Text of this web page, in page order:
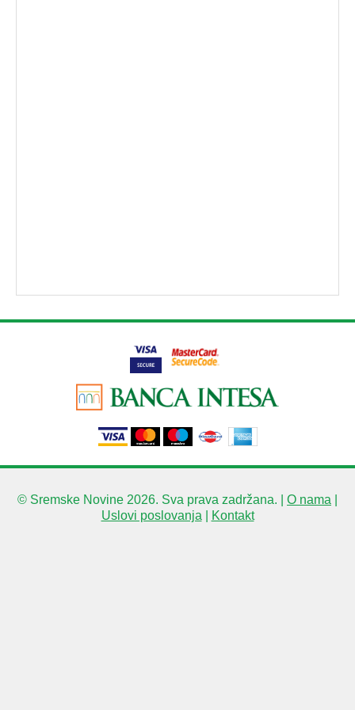
© Sremske Novine 2026. Sva prava zadržana. | O nama
Uslovi poslovanja
Kontakt